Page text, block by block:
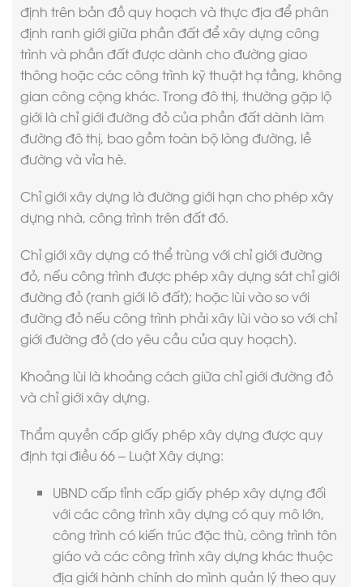
định trên bản đồ quy hoạch và thực địa để phân
định ranh giới giữa phần đất để xây dựng công
trình và phần đất được dành cho đường giao
thông hoặc các công trình kỹ thuật hạ tầng, không
gian công cộng khác. Trong đô thị, thường gặp lộ
giới là chỉ giới đường đỏ của phần đất dành làm
đường đô thị, bao gồm toàn bộ lòng đường, lề
đường và vỉa hè.
Chỉ giới xây dựng là đường giới hạn cho phép xây
dựng nhà, công trình trên đất đó.
Chỉ giới xây dựng có thể trùng với chỉ giới đường
đỏ, nếu công trình được phép xây dựng sát chỉ giới
đường đỏ (ranh giới lô đất); hoặc lùi vào so với
đường đỏ nếu công trình phải xây lùi vào so với chỉ
giới đường đỏ (do yêu cầu của quy hoạch).
Khoảng lùi là khoảng cách giữa chỉ giới đường đỏ
và chỉ giới xây dựng.
Thẩm quyền cấpgiấy phép xây dựng được quy
định tại điều 66 – Luật Xây dựng:
UBND cấp tỉnh cấp giấy phép xây dựng đối
với các công trình xây dựng có quy mô lớn,
công trình có kiến trúc đặc thù, công trình tôn
giáo và các công trình xây dựng khác thuộc
địa giới hành chính do mình quản lý theo quy